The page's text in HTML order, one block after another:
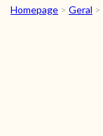
Homepage > Geral >